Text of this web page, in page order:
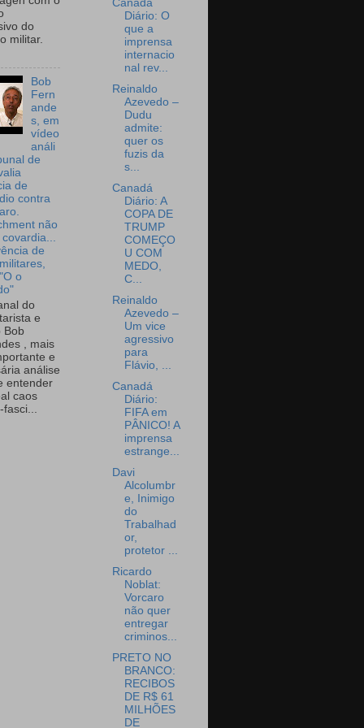
do
militar.
Bob
Fern
ande
s, em
vídeo
análi
de
de
contra
não
de
o
do
e
Bob
, mais
e
análise
entender
caos
Canadá
Diário: O
que a
imprensa
internacio
nal rev...
Reinaldo
Azevedo –
Dudu
admite:
quer os
fuzis da
s...
Canadá
Diário: A
COPA DE
TRUMP
COMEÇO
U COM
MEDO,
C...
Reinaldo
Azevedo –
Um vice
agressivo
para
Flávio, ...
Canadá
Diário:
FIFA em
PÂNICO! A
imprensa
estrange...
Davi
Alcolumbr
e, Inimigo
do
Trabalhad
or,
protetor ...
Ricardo
Noblat:
Vorcaro
não quer
entregar
criminos...
PRETO NO
BRANCO:
RECIBOS
DE R$ 61
MILHÕES
DE